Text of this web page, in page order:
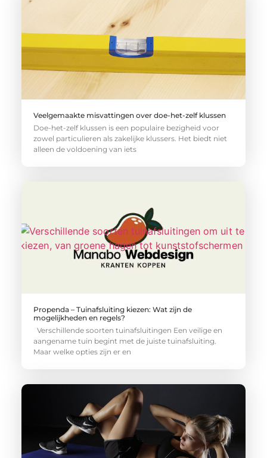
Veelgemaakte misvattingen over doe-het-zelf klussen
Doe-het-zelf klussen is een populaire bezigheid voor
zowel particulieren als zakelijke klussers. Het biedt niet
alleen de voldoening van iets
Propenda – Tuinafsluiting kiezen: Wat zijn de
mogelijkheden en regels?
Verschillende soorten tuinafsluitingen Een veilige en
aangename tuin begint met de juiste tuinafsluiting.
Maar welke opties zijn er en